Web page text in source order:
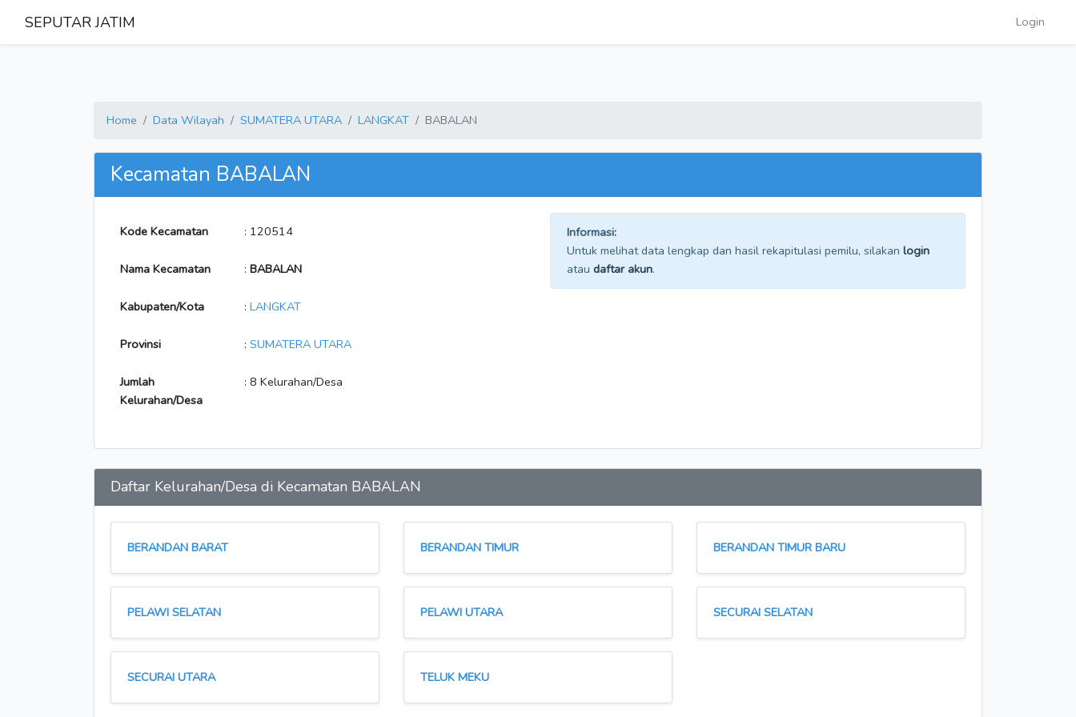
SEPUTAR JATIM Login
Home Data Wilayah SUMATERA UTARA LANGKAT BABALAN
Kecamatan BABALAN
Kode Kecamatan : 120514
Nama Kecamatan : BABALAN
Kabupaten/Kota : LANGKAT
Provinsi : SUMATERA UTARA
Jumlah
Kelurahan/Desa
: 8 Kelurahan/Desa
Informasi:
Untuk melihat data lengkap dan hasil rekapitulasi pemilu, silakan login
atau daftar akun.
Daftar Kelurahan/Desa di Kecamatan BABALAN
BERANDAN BARAT BERANDAN TIMUR BERANDAN TIMUR BARU
PELAWI SELATAN PELAWI UTARA SECURAI SELATAN
SECURAI UTARA TELUK MEKU